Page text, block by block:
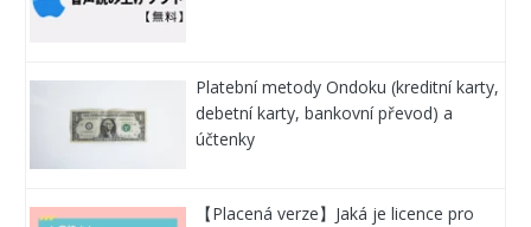
Platební metody Ondoku (kreditní karty,
debetní karty, bankovní převod) a
účtenky
【Placená verze】Jaká je licence pro